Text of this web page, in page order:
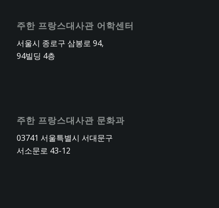
주한 프랑스대사관 어학센터
서울시 종로구 삼봉로 94,
94빌딩 4층
주한 프랑스대사관 문화과
03741 서울특별시 서대문구
서소문로 43-12